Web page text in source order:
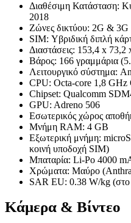
Διαθέσιμη Κατάσταση:
2018
Ζώνες δικτύου: 2G &
SIM: Υβριδική διπλή
Διαστάσεις: 153,4 x 73,2
Βάρος: 166 γραμμάρια
Λειτουργικό σύστημα:
CPU: Octa-core 1,8 GHz
Chipset: Qualcomm
GPU: Adreno 506
Εσωτερικός χώρος
Μνήμη RAM: 4 GB
Εξωτερική μνήμη:
κοινή υποδοχή SIM)
Μπαταρία: Li-Po 4000
Χρώματα: Μαύρο
SAR EU: 0.38 W/kg
Κάμερα & Βίντεο